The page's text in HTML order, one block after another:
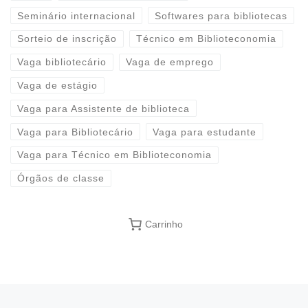
Seminário internacional Softwares para bibliotecas
Sorteio de inscrição Técnico em Biblioteconomia
Vaga bibliotecário Vaga de emprego
Vaga de estágio
Vaga para Assistente de biblioteca
Vaga para Bibliotecário Vaga para estudante
Vaga para Técnico em Biblioteconomia
Órgãos de classe
Carrinho